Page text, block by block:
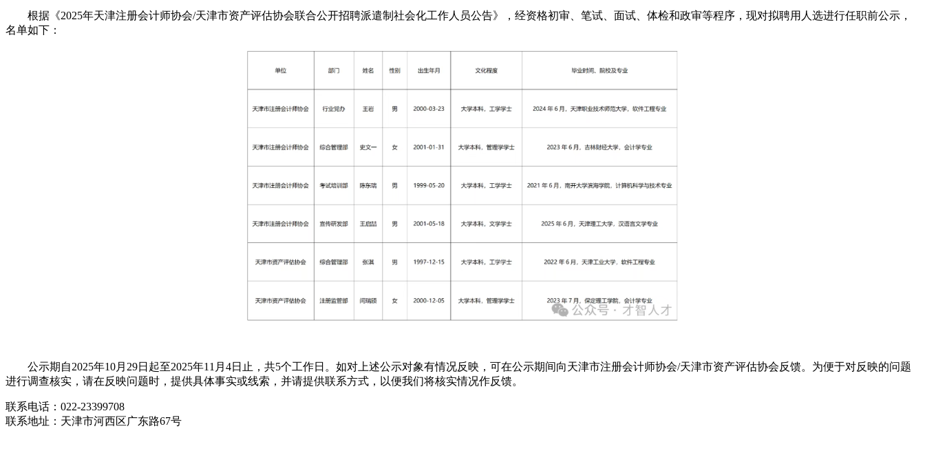
根据《2025年天津注册会计师协会/天津市资产评估协会联合公开招聘派遣制社会化工作人员公告》，经资格初审、笔试、面试、体检和政审等程序，现对拟聘用人选进行任职前公示，
名单如下：
公示期自2025年10月29日起至2025年11月4日止，共5个工作日。如对上述公示对象有情况反映，可在公示期间向天津市注册会计师协会/天津市资产评估协会反馈。为便于对反映的问题
进行调查核实，请在反映问题时，提供具体事实或线索，并请提供联系方式，以便我们将核实情况作反馈。
联系电话：022-23399708
联系地址：天津市河西区广东路67号